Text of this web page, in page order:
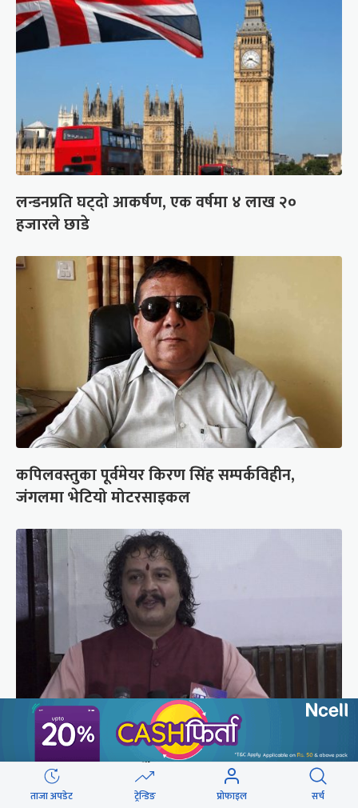
लन्डनप्रति घट्दो आकर्षण, एक वर्षमा ४ लाख २०
हजारले छाडे
कपिलवस्तुका पूर्वमेयर किरण सिंह सम्पर्कविहीन,
जंगलमा भेटियो मोटरसाइकल
रास्वपा सांसद ढकाल भन्छन्- सिंहदरबारको नाम फेरौं,
अनामनगर दरबार राखौं
ताजा अपडेट ट्रेन्डिङ प्रोफाइल सर्च